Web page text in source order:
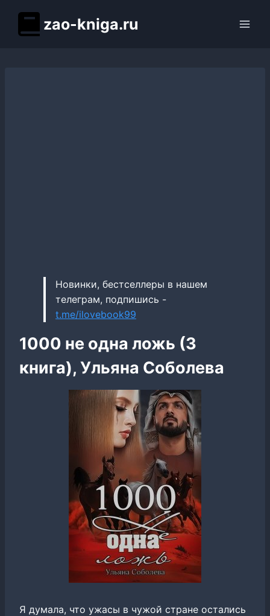
содержимому
zao-kniga.ru
Новинки, бестселлеры в нашем
телеграм, подпишись -
t.me/ilovebook99
1000 не одна ложь (3
книга), Ульяна Соболева
Я думала, что ужасы в чужой стране остались